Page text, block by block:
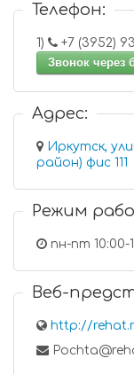
Телефон:
1)
+7
Звонок через
Адрес:
Иркутск,
район) фис 111
Режим
пн-пт 10:00-
Веб-
http://